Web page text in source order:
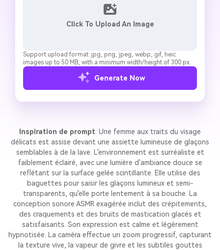
Click To Upload An Image
Support upload format: jpg, png, jpeg, webp, gif, heic
images up to 50 MB, with a minimum width/height of 300 px.
Generate Now
Inspiration de prompt: Une femme aux traits du visage
délicats est assise devant une assiette lumineuse de glaçons
semblables à de la lave. L'environnement est surréaliste et
faiblement éclairé, avec une lumière d'ambiance douce se
reflétant sur la surface gelée scintillante. Elle utilise des
baguettes pour saisir les glaçons lumineux et semi-
transparents, qu'elle porte lentement à sa bouche. La
conception sonore ASMR exagérée inclut des crépitements,
des craquements et des bruits de mastication glacés et
satisfaisants. Son expression est calme et légèrement
hypnotisée. La caméra effectue un zoom progressif, capturant
la texture vive, la vapeur de givre et les subtiles gouttes